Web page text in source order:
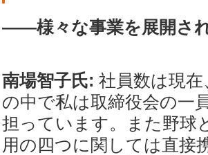
――様々な事業を展開さ
南場智子氏: 社員数は現
の中で私は取締役会の一
担っています。また野球
用の四つに関しては直接